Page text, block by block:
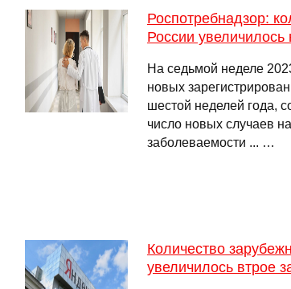
Роспотребнадзор:
России увеличилось
На седьмой неделе
новых
шестой неделей года,
число новых случаев
заболеваемости ... …
Количество
увеличилось втрое